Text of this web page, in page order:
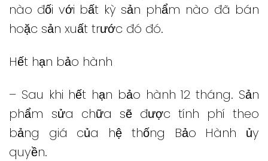
nào đối với bất kỳ sản phẩm nào đã bán
hoặc sản xuất trước đó đó.
Hết hạn bảo hành
– Sau khi hết hạn bảo hành 12 tháng. Sản
phẩm sửa chữa sẽ được tính phí theo
bảng giá của hệ thống Bảo Hành ủy
quyền.